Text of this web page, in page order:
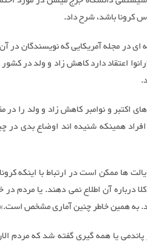
کرونا باشد، شرح داد.
ای در مجله آمریکایی گه نویسندگان در
اعتقاد دارد کاهش زاد و ولد در
های اکتبر و نوامبر کاهش زاد و ولد را
15 درصد ... افراد همینکه شنیده اند اوضاع
ها ممکن است در ارتباط با اینکه
درباره آن اطلاع نمی دهند. یا مردم
به همین خاطر چنین آماری مشخص است.»
یا همه گیری گفته شد که مردم